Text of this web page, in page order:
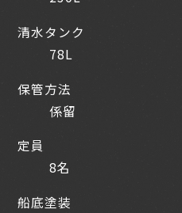
清水タンク
78L
保管方法
係留
定員
8名
船底塗装